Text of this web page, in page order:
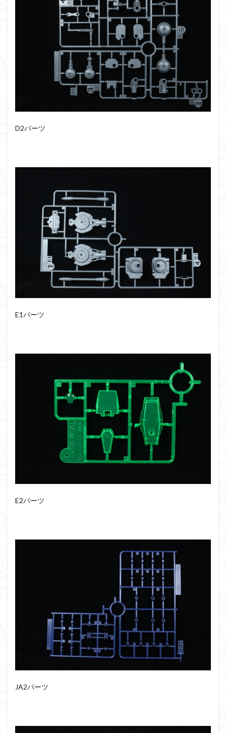
D2パーツ
E1パーツ
E2パーツ
JA2パーツ